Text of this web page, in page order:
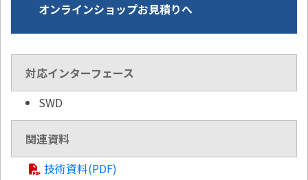
オンラインショップお見積りへ
対応インターフェース
SWD
関連資料
技術資料(PDF)